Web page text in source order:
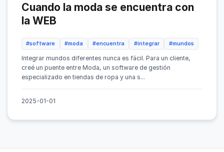
Cuando la moda se encuentra con
la WEB
#software #moda #encuentra #integrar #mundos
Integrar mundos diferentes nunca es fácil. Para un cliente,
creé un puente entre Moda, un software de gestión
especializado en tiendas de ropa y una s...
2025-01-01